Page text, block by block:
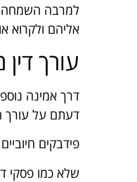
למרבה השמחה,
אליהם ולקרוא
עורך
דרך אמינה
דעתם על עורך
פידבקים
שלא כמו פסקי